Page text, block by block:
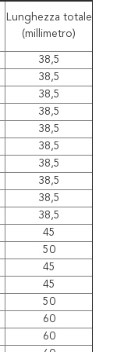
Lunghezza totale
(millimetro)
38,5
38,5
38,5
38,5
38,5
38,5
38,5
38,5
38,5
38,5
45
50
45
45
50
60
60